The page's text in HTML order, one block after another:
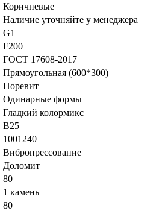
Коричневые
Наличие уточняйте у менеджера
G1
F200
ГОСТ 17608-2017
Прямоугольная (600*300)
Поревит
Одинарные формы
Гладкий колормикс
B25
1001240
Вибропрессование
Доломит
80
1 камень
80